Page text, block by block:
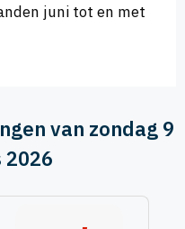
juni tot en met
van zondag 9
2026